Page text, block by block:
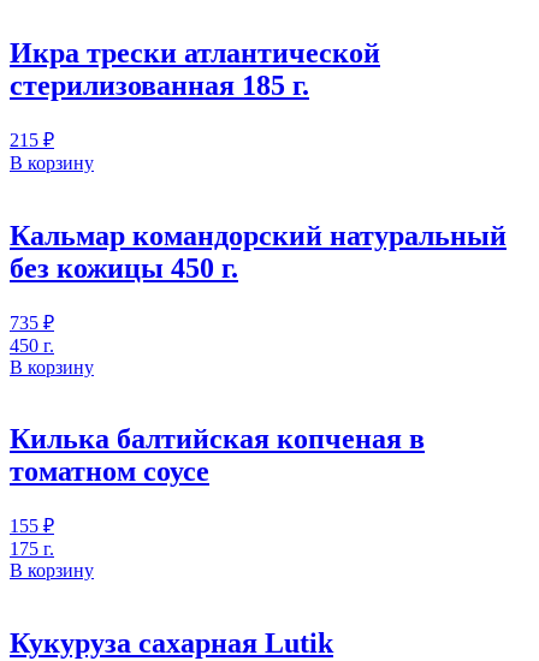
Икра трески атлантической
стерилизованная 185 г.
215 ₽
В корзину
Кальмар командорский натуральный
без кожицы 450 г.
735 ₽
450 г.
В корзину
Килька балтийская копченая в
томатном соусе
155 ₽
175 г.
В корзину
Кукуруза сахарная Lutik